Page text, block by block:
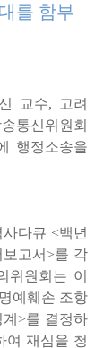
를 함부
교수, 고려
통신위원회
행정소송을
다큐 <백년
고서>를 각
위원회는 이
예훼손 조항
>를 결정하
여 재심을 청